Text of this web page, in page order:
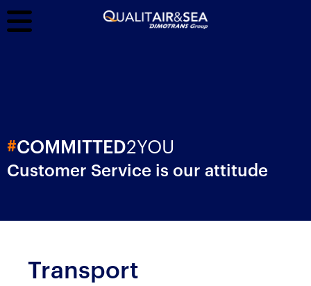
#COMMITTED2YOU
Customer Service is our attitude
Transport